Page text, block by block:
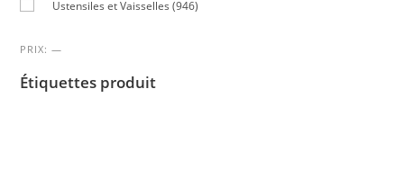
Ustensiles et Vaisselles (946)
PRIX:—
Étiquettes produit